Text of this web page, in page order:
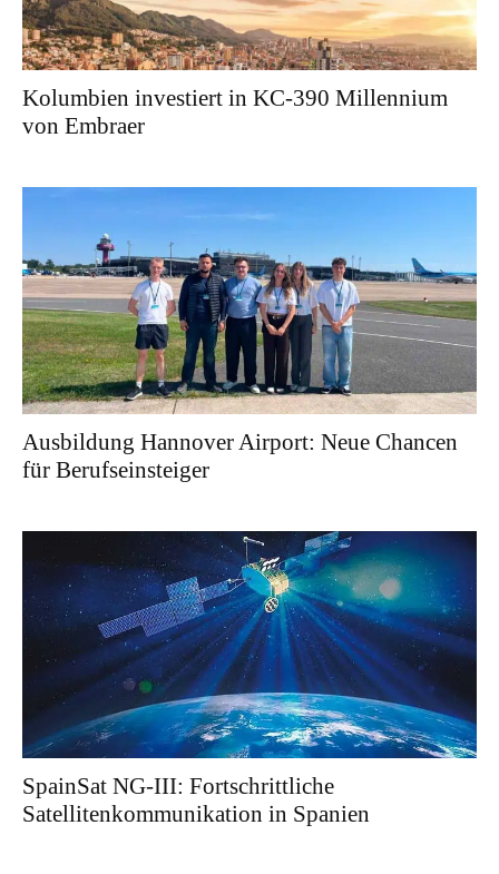
Kolumbien investiert in KC-390 Millennium
von Embraer
Ausbildung Hannover Airport: Neue Chancen
für Berufseinsteiger
SpainSat NG-III: Fortschrittliche
Satellitenkommunikation in Spanien